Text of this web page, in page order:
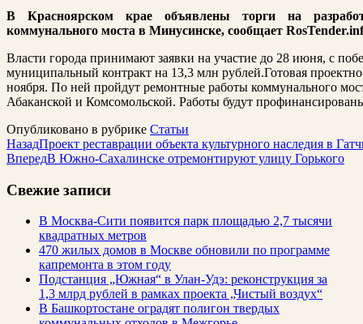
В Красноярском крае объявлены торги на
коммунального моста в Минусинске, сообщает
Власти города принимают заявки на участие до 28 июня, с
муниципальный контракт на 13,3 млн рублей.Готовая
ноября. По ней пройдут ремонтные работы коммунального
Абаканской и Комсомольской. Работы будут
Опубликовано в рубрике Статьи
НазадПроект реставрации объекта культурного наследия в
ВпередВ Южно-Сахалинске отремонтируют улицу Горького
Свежие записи
В Москва-Сити появится парк площадью 2,7 тысячи
квадратных метров
470 жилых домов в Москве обновили по программе
капремонта в этом году
Подстанция „Южная“ в Улан‑Удэ: реконструкция за
1,3 млрд рублей в рамках проекта „Чистый воздух“
В Башкортостане оградят полигон твердых